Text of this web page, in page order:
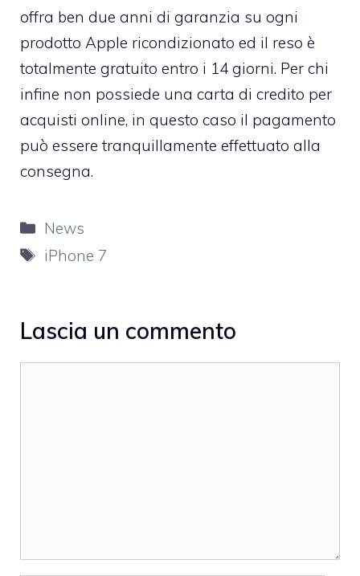
offra ben due anni di garanzia su ogni
prodotto Apple ricondizionato ed il reso è
totalmente gratuito entro i 14 giorni. Per chi
infine non possiede una carta di credito per
acquisti online, in questo caso il pagamento
può essere tranquillamente effettuato alla
consegna.
Categorie
News
Tag
iPhone 7
Lascia un commento